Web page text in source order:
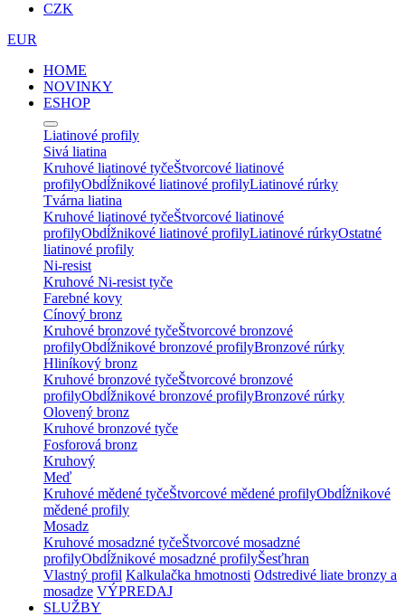
CZK
EUR
HOME
NOVINKY
ESHOP
Liatinové profily
Sivá liatina
Kruhové liatinové tyčeŠtvorcové liatinové
profilyObdĺžnikové liatinové profilyLiatinové rúrky
Tvárna liatina
Kruhové liatinové tyčeŠtvorcové liatinové
profilyObdĺžnikové liatinové profilyLiatinové rúrkyOstatné
liatinové profily
Ni-resist
Kruhové Ni-resist tyče
Farebné kovy
Cínový bronz
Kruhové bronzové tyčeŠtvorcové bronzové
profilyObdĺžnikové bronzové profilyBronzové rúrky
Hliníkový bronz
Kruhové bronzové tyčeŠtvorcové bronzové
profilyObdĺžnikové bronzové profilyBronzové rúrky
Olovený bronz
Kruhové bronzové tyče
Fosforová bronz
Kruhový
Meď
Kruhové mědené tyčeŠtvorcové mědené profilyObdĺžnikové
mědené profily
Mosadz
Kruhové mosadzné tyčeŠtvorcové mosadzné
profilyObdĺžnikové mosadzné profilyŠesťhran
Vlastný profil Kalkulačka hmotnosti Odstredivé liate bronzy a
mosadze VÝPREDAJ
SLUŽBY